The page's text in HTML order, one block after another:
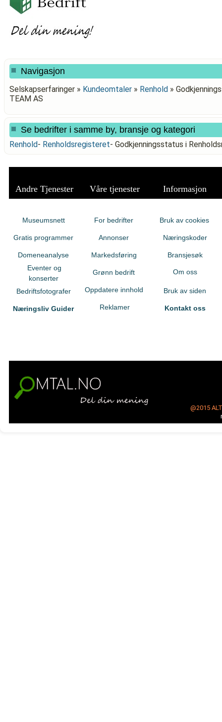
Navigasjon
Selskapserfaringer » Kundeomtaler » Renhold »
TEAM AS
Se bedrifter i samme by, bransje og kategori
Renhold- Renholdsregisteret- Godkjenningsstatus i
Andre Tjenester Våre tjenester Informasjon
Museumsnett
Gratis programmer
Domeneanalyse
Eventer og
konserter
Bedriftsfotografer
Næringsliv Guider
For bedrifter
Annonser
Markedsføring
Grønn bedrift
Oppdatere innhold
Reklamer
Bruk av cookies
Næringskoder
Bransjesøk
Om oss
Bruk av siden
Kontakt oss
@2015